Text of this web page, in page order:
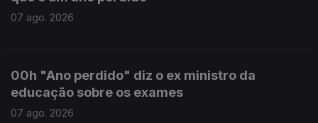
07 ago. 2026
00h "Ano perdido" diz o ex ministro da
educação sobre os exames
07 ago. 2026